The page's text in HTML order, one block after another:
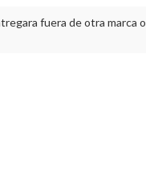
fuera de otra marca o